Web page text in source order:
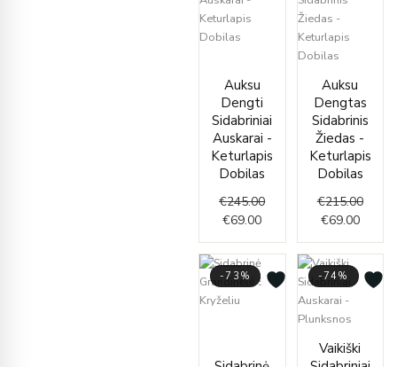
Auksu
Dengti
Sidabriniai
Auskarai -
Keturlapis
Dobilas
€245.00
Original
€245.00.
€69.00
Current
€69.00.
Auksu
Dengtas
Sidabrinis
Žiedas -
Keturlapis
Dobilas
€215.00
was:
€69.00
is:
-73% -74%
Vaikiškiprice